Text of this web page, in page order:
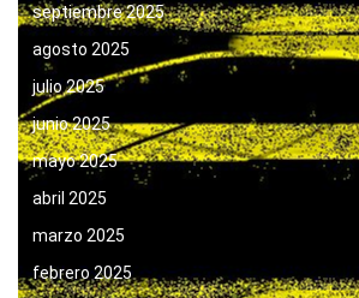
septiembre 2025
agosto 2025
julio 2025
junio 2025
mayo 2025
abril 2025
marzo 2025
febrero 2025